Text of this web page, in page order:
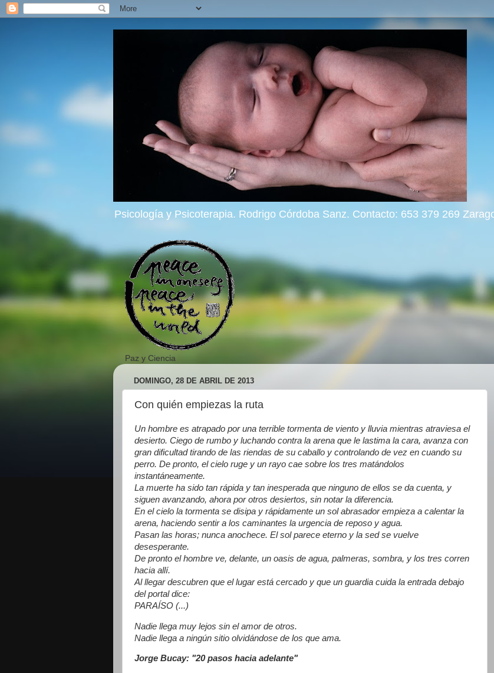
Psicología y Psicoterapia. Rodrigo Córdoba Sanz. Contacto: 653 379 269
Paz y Ciencia
DOMINGO, 28 DE ABRIL DE 2013
Con quién empiezas la ruta
Un hombre es atrapado por una terrible tormenta de viento y lluvia mientras atraviesa el
desierto. Ciego de rumbo y luchando contra la arena que le lastima la cara, avanza con
gran dificultad tirando de las riendas de su caballo y controlando de vez en cuando su
perro. De pronto, el cielo ruge y un rayo cae sobre los tres matándolos
instantáneamente.
La muerte ha sido tan rápida y tan inesperada que ninguno de ellos se da cuenta, y
siguen avanzando, ahora por otros desiertos, sin notar la diferencia.
En el cielo la tormenta se disipa y rápidamente un sol abrasador empieza a calentar la
arena, haciendo sentir a los caminantes la urgencia de reposo y agua.
Pasan las horas; nunca anochece. El sol parece eterno y la sed se vuelve
desesperante.
De pronto el hombre ve, delante, un oasis de agua, palmeras, sombra, y los tres corren
hacia allí.
Al llegar descubren que el lugar está cercado y que un guardia cuida la entrada debajo
del portal dice:
PARAÍSO (...)
Nadie llega muy lejos sin el amor de otros.
Nadie llega a ningún sitio olvidándose de los que ama.
Jorge Bucay: "20 pasos hacia adelante"